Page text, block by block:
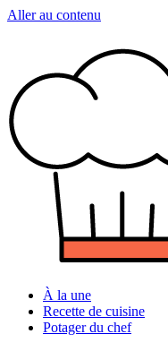
Aller au contenu
À la une
Recette de cuisine
Potager du chef